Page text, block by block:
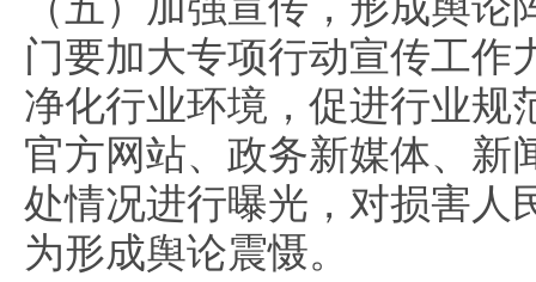
门要加大专项行动宣传工作
净化行业环境，促进行业规
官方网站、政务新媒体、新
处情况进行曝光，对损害人
为形成舆论震慑。